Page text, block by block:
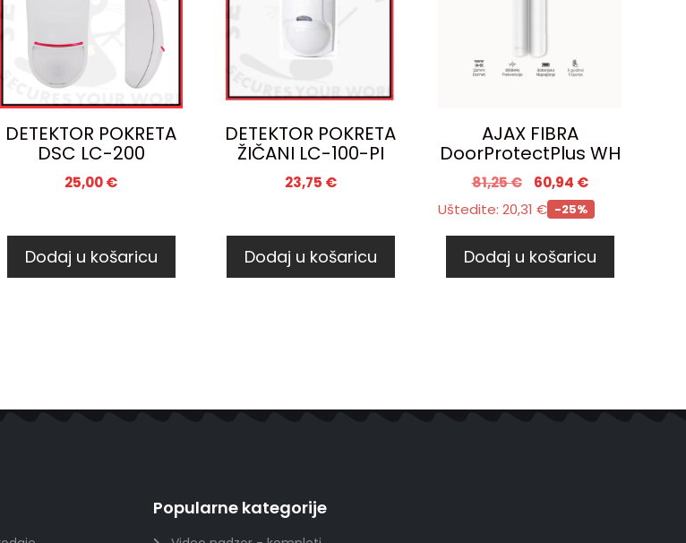
DETEKTOR POKRETA
DSC LC-200
25,00€
Dodaj u košaricu
DETEKTOR POKRETA
ŽIČANI LC-100-PI
23,75 €
Dodaj u košaricu
AJAX FIBRA
DoorProtectPlus WH
81,25€ 60,94 €
Uštedite: 20,31 € -25%
Dodaj u košaricu
Popularne kategorije